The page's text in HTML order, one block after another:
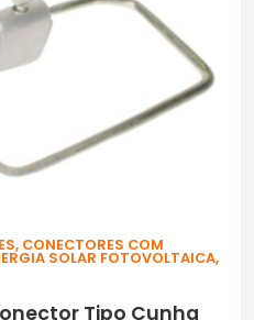
, CONECTORES COM
SOLAR FOTOVOLTAICA,
Tipo Cunha